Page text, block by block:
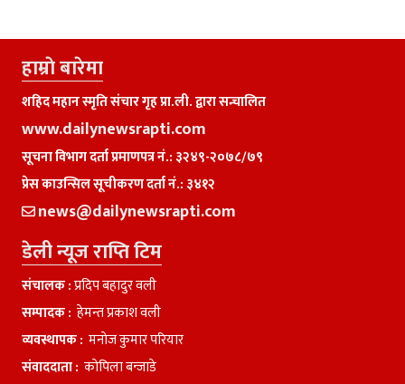
हाम्राे बारेमा
शहिद महान स्मृति संचार गृह प्रा.ली. द्वारा सन्चालित
www.dailynewsrapti.com
सूचना विभाग दर्ता प्रमाणपत्र नं.: ३२४९-२०७८/७९
प्रेस काउन्सिल सूचीकरण दर्ता नं.: ३४१२
news@dailynewsrapti.com
डेली न्यूज राप्ति टिम
संचालक :प्रदिप बहादुर वली
सम्पादक : हेमन्त प्रकाश वली
व्यवस्थापक : मनाेज कुमार परियार
संवाददाता : काेपिला बन्जाडे